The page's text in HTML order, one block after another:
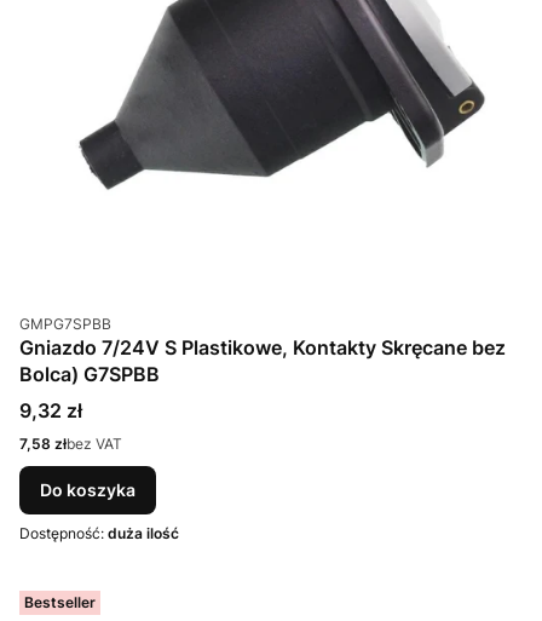
Kod produktu
GMPG7SPBB
Gniazdo 7/24V S Plastikowe, Kontakty Skręcane bez
Bolca) G7SPBB
Cena
9,32 zł
Cena
7,58 złbez VAT
Do koszyka
Dostępność: duża ilość
Bestseller